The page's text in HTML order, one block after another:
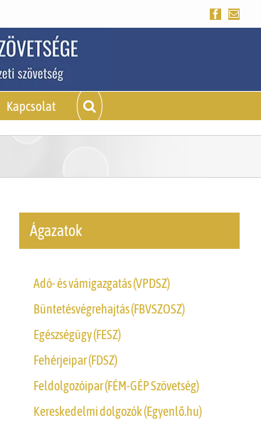
Facebook
Kapcsolat
Ágazatok
Adó- és vámigazgatás (VPDSZ)
Büntetésvégrehajtás (FBVSZOSZ)
Egészségügy (FESZ)
Fehérjeipar (FDSZ)
Feldolgozóipar (FÉM-GÉP Szövetség)
Kereskedelmi dolgozók (Egyenlő.hu)